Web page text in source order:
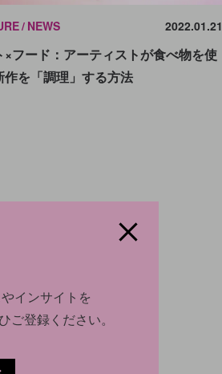
NEWS 2022.01.21
×フード：アーティストが食べ物を使
作を「調理」する方法
インサイトを
登録ください。